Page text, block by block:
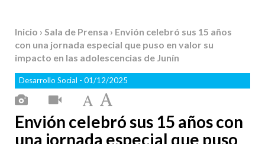
Inicio › Sala de Prensa › Envión celebró sus 15 años
con una jornada especial que puso en valor su
impacto en las adolescencias de Junín
Desarrollo Social - 01/12/2025
Envión celebró sus 15 años con
una jornada especial que puso